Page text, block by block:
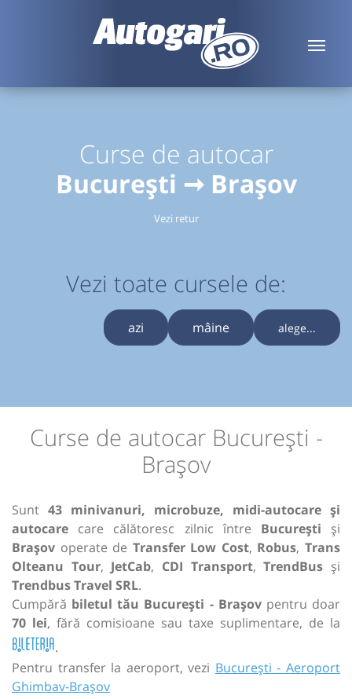
Curse de autocar
București ➞ Brașov
Vezi retur
Vezi toate cursele de:
azi mâine alege...
Curse de autocar București -
Brașov
Sunt 43 minivanuri, microbuze, midi-autocare și
autocare care călătoresc zilnic între București și
Brașov operate de Transfer Low Cost, Robus,Trans
Olteanu Tour, JetCab, CDI Transport,TrendBus și
Trendbus Travel SRL.
Cumpără biletul tău București - Brașovpentru doar
70 lei, fără comisioane sau taxe suplimentare, de la
.
Pentru transfer la aeroport, vezi București - Aeroport
Ghimbav-Brașov